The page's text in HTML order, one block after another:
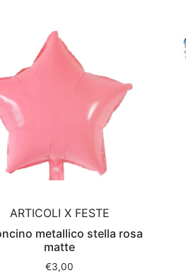
ARTICOLI X FESTE
metallico stella rosa
matte
€3,00